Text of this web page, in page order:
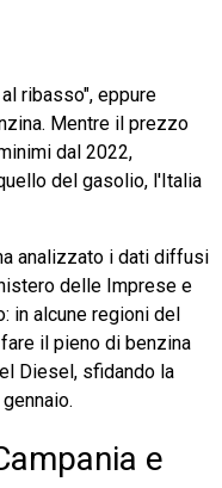
ribasso", eppure
Mentre il prezzo
dal 2022,
del gasolio, l'Italia
analizzato i dati diffusi
delle Imprese e
in alcune regioni del
il pieno di benzina
Diesel, sfidando la
e